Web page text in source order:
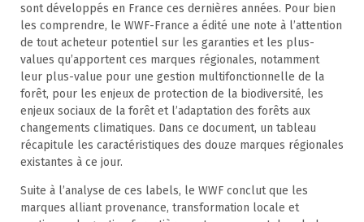
sont développés en France ces dernières années. Pour bien
les comprendre, le WWF-France a édité une note à l’attention
de tout acheteur potentiel sur les garanties et les plus-
values qu’apportent ces marques régionales, notamment
leur plus-value pour une gestion multifonctionnelle de la
forêt, pour les enjeux de protection de la biodiversité, les
enjeux sociaux de la forêt et l’adaptation des forêts aux
changements climatiques. Dans ce document, un tableau
récapitule les caractéristiques des douze marques régionales
existantes à ce jour.
Suite à l’analyse de ces labels, le WWF conclut que les
marques alliant provenance, transformation locale et